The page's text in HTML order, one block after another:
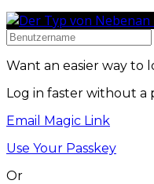
Want an easier way to
Log in faster without a
Email Magic Link
Use Your Passkey
Or